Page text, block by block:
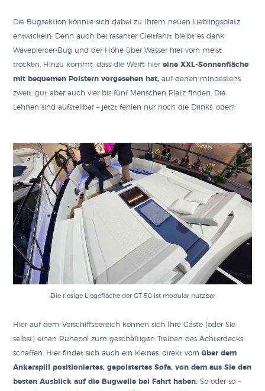
Die Bugsektion könnte sich dabei zu Ihrem neuen Lieblingsplatz
entwickeln: Denn auch bei rasanter Gleitfahrt bleibt es dank
Wavepiercer-Bug und der Höhe über Wasser hier vorn meist
trocken. Hinzu kommt, dass die Werft hiereine XXL-Sonnenfläche
mit bequemen Polstern vorgesehen hat,auf denen mindestens
zweit, gut aber auch vier bis fünf Menschen Platz finden. Die
Lehnen sind aufstellbar – jetzt fehlen nur noch die Drinks, oder?
Die riesige Liegefläche der GT 50 ist modular nutzbar
Hier auf dem Vorschiffsbereich können sich Ihre Gäste (oder Sie
selbst) einen Ruhepol zum geschäftigen Treiben des Achterdecks
schaffen. Hier findet sich auch ein kleines, direkt vornüber dem
Ankerspill positioniertes, gepolstertes Sofa, von dem aus Sie den
besten Ausblick auf die Bugwelle bei Fahrt haben. So oder so –